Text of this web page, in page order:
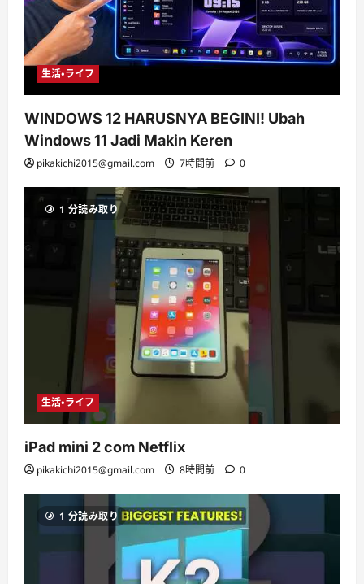
生活・ライフ
WINDOWS 12 HARUSNYA BEGINI! Ubah
Windows 11 Jadi Makin Keren
pikakichi2015@gmail.com 7時間前 0
1 分読み取り
生活・ライフ
iPad mini 2 com Netflix
pikakichi2015@gmail.com 8時間前 0
1 分読み取り